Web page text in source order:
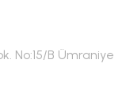
No:15/B Ümraniye